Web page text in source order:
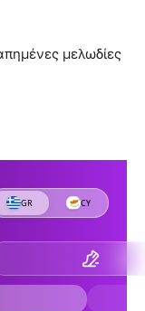
μελωδίες